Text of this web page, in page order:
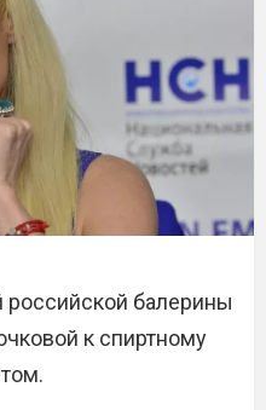
российской балерины
к спиртному